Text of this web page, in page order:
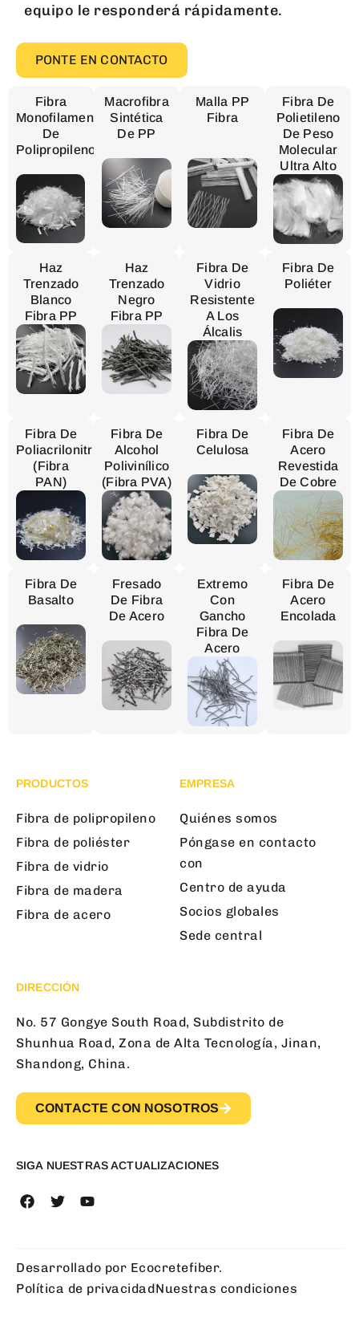
equipo le responderá rápidamente.
PONTE EN CONTACTO
Fibra
Monofilamento
De
Polipropileno
Macrofibra
Sintética
De PP
Malla PP
Fibra
Fibra De
Polietileno
De Peso
Molecular
Ultra Alto
Haz
Trenzado
Blanco
Fibra PP
Haz
Trenzado
Negro
Fibra PP
Fibra De
Vidrio
Resistente
A Los
Álcalis
Fibra De
Poliéter
Fibra De
Poliacrilonitrilo
(fibra
PAN)
Fibra De
Alcohol
Polivinílico
(fibra PVA)
Fibra De
Celulosa
Fibra De
Acero
Revestida
De Cobre
Fibra De
Basalto
Fresado
De Fibra
De Acero
Extremo
Con
Gancho
Fibra De
Acero
Fibra De
Acero
Encolada
PRODUCTOS
Fibra de polipropileno
Fibra de poliéster
Fibra de vidrio
Fibra de madera
Fibra de acero
EMPRESA
Quiénes somos
Póngase en contacto
con
Centro de ayuda
Socios globales
Sede central
DIRECCIÓN
No. 57 Gongye South Road, Subdistrito de
Shunhua Road, Zona de Alta Tecnología, Jinan,
Shandong, China.
CONTACTE CON NOSOTROS
SIGA NUESTRAS ACTUALIZACIONES
Desarrollado por Ecocretefiber.
Política de privacidadNuestras condiciones